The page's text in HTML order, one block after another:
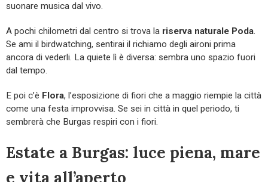
suonare musica dal vivo.
A pochi chilometri dal centro si trova la riserva naturale Poda.
Se ami il birdwatching, sentirai il richiamo degli aironi prima
ancora di vederli. La quiete lì è diversa: sembra uno spazio fuori
dal tempo.
E poi c’è Flora, l’esposizione di fiori che a maggio riempie la città
come una festa improvvisa. Se sei in città in quel periodo, ti
sembrerà che Burgas respiri con i fiori.
Estate a Burgas: luce piena, mare
e vita all’aperto